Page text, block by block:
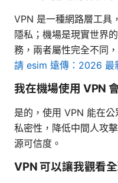
VPN 是一種網路層工具
隱私；機場是現實世界
務，兩者屬性完全不同
請 esim 遠傳：2026 最
我在機場使用 VPN
是的，使用 VPN 能在
私密性，降低中間人攻
源可信度。
VPN 可以讓我觀看